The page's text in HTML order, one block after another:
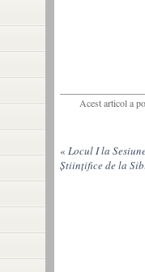
Acest articol a
« Locul I la
Ştiinţifice de la